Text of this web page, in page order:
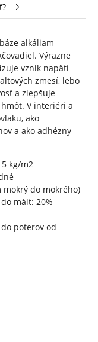
alkáliam
Výrazne
vznik napätí
zmesí, lebo
a zlepšuje
V interiéri a
ako
a ako adhézny
kg/m2
do mokrého)
20%
od